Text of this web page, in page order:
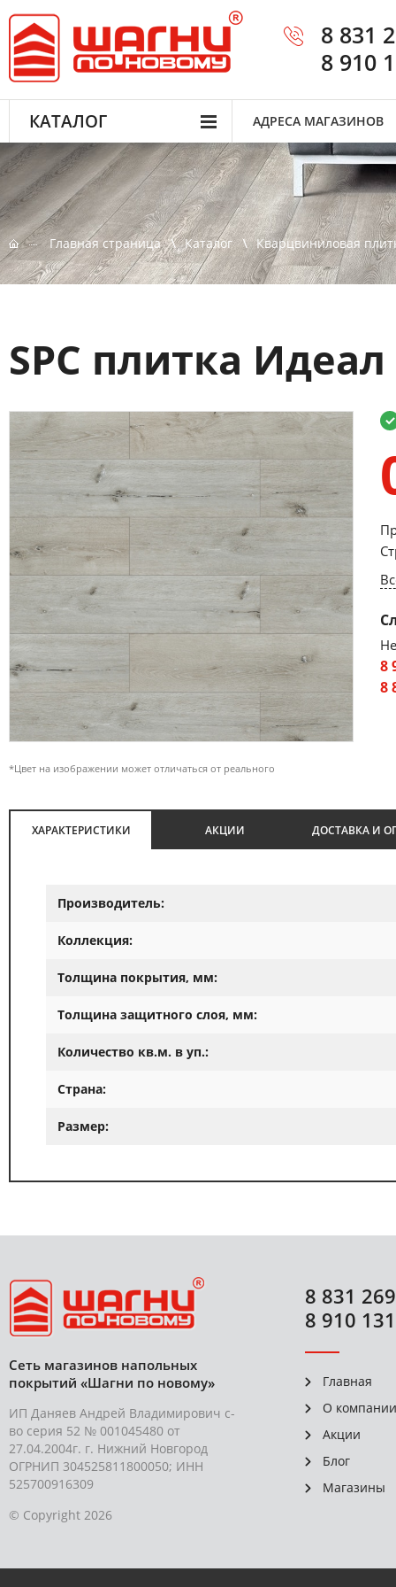
8 831
8 910
КАТАЛОГ АДРЕСА МАГАЗИНОВ
Главная страница Каталог Кварцвиниловая
SPC плитка
*Цвет на изображении может отличаться от реального
8
8
ХАРАКТЕРИСТИКИ АКЦИИ ДОСТАВКА И
Производитель:
Коллекция:
Толщина покрытия, мм:
Толщина защитного слоя, мм:
Количество кв.м. в уп.:
Страна:
Размер:
Сеть магазинов напольных
покрытий «Шагни по новому»
ИП Даняев Андрей Владимирович с-
во серия 52 № 001045480 от
27.04.2004г. г. Нижний Новгород
ОГРНИП 304525811800050; ИНН
525700916309
© Copyright 2026
8 831
8 910
Главная
О компании
Акции
Блог
Магазины